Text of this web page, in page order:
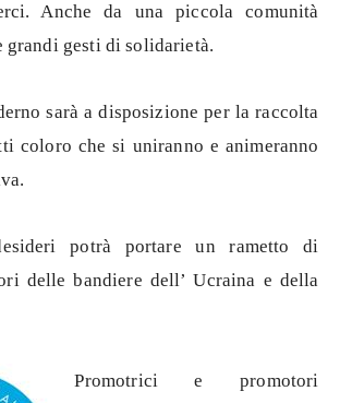
Anche da una piccola comunità
grandi gesti di solidarietà.
sarà a disposizione per la raccolta
coloro che si uniranno e animeranno
potrà portare un rametto di
delle bandiere dell’ Ucraina e della
Promotrici e promotori